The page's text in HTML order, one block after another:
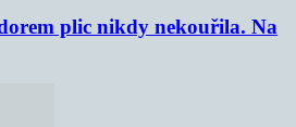
plic nikdy nekouřila. Na